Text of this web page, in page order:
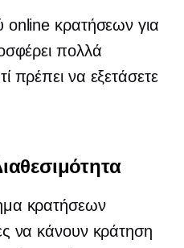
online κρατήσεων για
πολλά
πρέπει να εξετάσετε
κρατήσεων
να κάνουν κράτηση